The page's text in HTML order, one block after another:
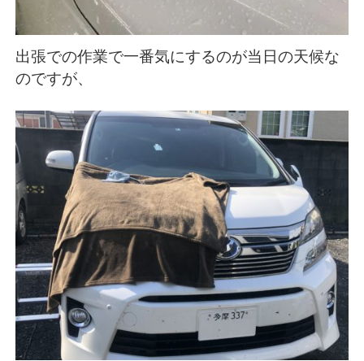
出張での作業で一番気にするのが当日の天候な
のですが、